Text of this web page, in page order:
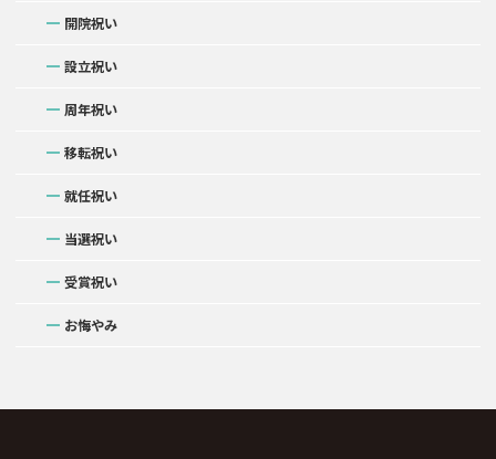
開院祝い
設立祝い
周年祝い
移転祝い
就任祝い
当選祝い
受賞祝い
お悔やみ